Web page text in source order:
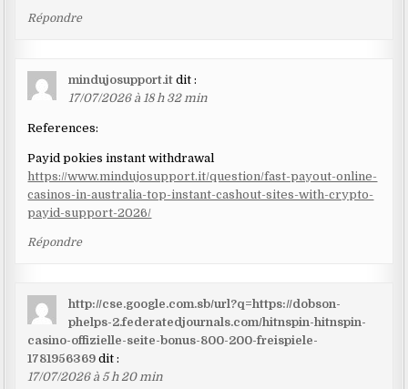
Répondre
mindujosupport.it dit :
17/07/2026 à 18 h 32 min
References:
Payid pokies instant withdrawal
https://www.mindujosupport.it/question/fast-payout-online-
casinos-in-australia-top-instant-cashout-sites-with-crypto-
payid-support-2026/
Répondre
http://cse.google.com.sb/url?q=https://dobson-
phelps-2.federatedjournals.com/hitnspin-hitnspin-
casino-offizielle-seite-bonus-800-200-freispiele-
1781956369 dit :
17/07/2026 à 5 h 20 min